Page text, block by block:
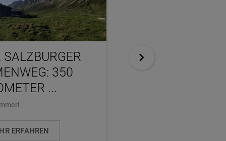
SALZBURGER
350
...
ERFAHREN
PERNERINSEL: